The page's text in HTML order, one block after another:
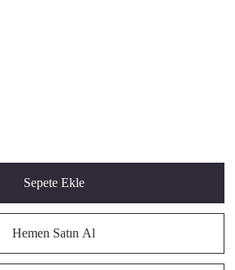
Sepete Ekle
Hemen Satın Al